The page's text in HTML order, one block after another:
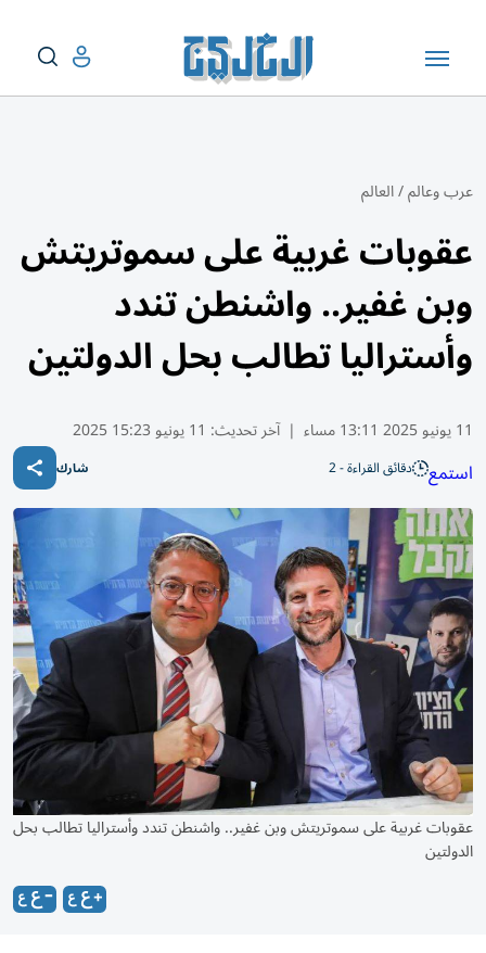
عرب وعالم/العالم
عقوبات غربية على سموتريتش
وبن غفير.. واشنطن تندد
وأستراليا تطالب بحل الدولتين
11 يونيو 2025 13:11 مساء | آخر تحديث: 11 يونيو 15:23 2025
استمع دقائق القراءة - 2 شارك
عقوبات غربية على سموتريتش وبن غفير.. واشنطن تندد وأستراليا تطالب بحل
الدولتين